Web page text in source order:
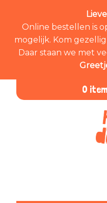
Online bestellen is
mogelijk. Kom
Daar staan we met
0